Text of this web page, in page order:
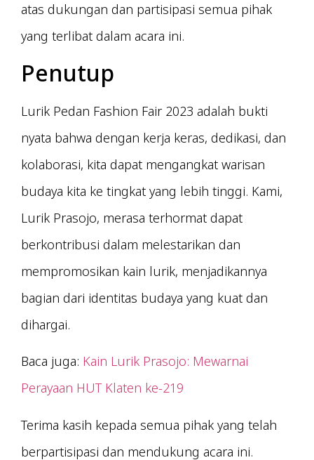
atas dukungan dan partisipasi semua pihak
yang terlibat dalam acara ini.
Penutup
Lurik Pedan Fashion Fair 2023 adalah bukti
nyata bahwa dengan kerja keras, dedikasi, dan
kolaborasi, kita dapat mengangkat warisan
budaya kita ke tingkat yang lebih tinggi. Kami,
Lurik Prasojo, merasa terhormat dapat
berkontribusi dalam melestarikan dan
mempromosikan kain lurik, menjadikannya
bagian dari identitas budaya yang kuat dan
dihargai.
Baca juga: Kain Lurik Prasojo: Mewarnai
Perayaan HUT Klaten ke-219
Terima kasih kepada semua pihak yang telah
berpartisipasi dan mendukung acara ini.